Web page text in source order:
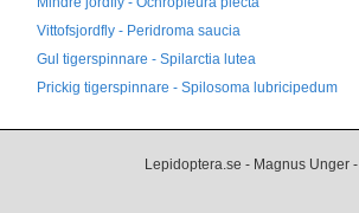
Vittofsjordfly - Peridroma saucia
Gul tigerspinnare - Spilarctia lutea
Prickig tigerspinnare - Spilosoma lubricipedum
Lepidoptera.se - Magnus Unger -